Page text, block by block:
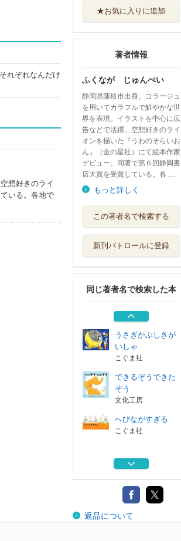
れぞれなんだけ
想好きのライ
いる。各地で
★お気に入りに追加
著者情報
ふくなが じゅんぺい
静岡県藤枝市出身。コラージュ
を用いてカラフルで鮮やかな世
界を表現。イラストを中心に広
告などで活躍。空想好きのライ
オンを描いた『うわのそらいお
ん』（金の星社）にて絵本作家
デビュー。同著で第６回静岡書
店大賞を受賞している。各 …
もっと詳しく
この著者名で検索する
新刊パトロールに登録
同じ著者名で検索した本
ぞう
へびながすぎる
へんしん！いろい
ろれっしゃ
交通新聞社
うさぎかぶしきが
いしゃ
こぐま社
できるぞうできた
ぞう
文化工房
へびながすぎる
こぐま社
へんしん！いろい
交通新聞社
うさぎかぶしきが
いしゃ
返品について